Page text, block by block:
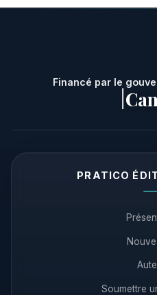
Financé par le
PRATICO
Soumettre